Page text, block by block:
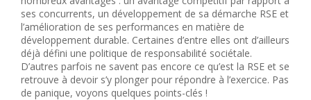
ses concurrents, un développement de sa démarche RSE et
l’amélioration de ses performances en matière de
développement durable. Certaines d’entre elles ont d’ailleurs
déjà défini une politique de responsabilité sociétale.
D’autres parfois ne savent pas encore ce qu’est la RSE et se
retrouve à devoir s’y plonger pour répondre à l’exercice. Pas
de panique, voyons quelques points-clés !